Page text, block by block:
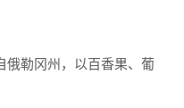
勒冈州，以百香果、葡